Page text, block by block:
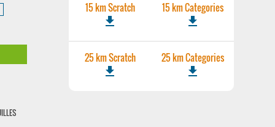
15 km Scratch
file_download
15 km Categories
file_download
25 km Scratch
file_download
25 km Categories
file_download